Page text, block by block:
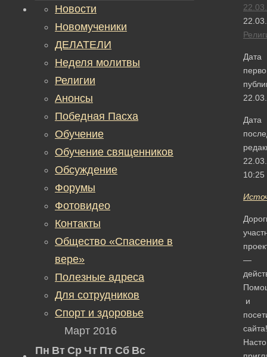
Дата
Дата
10:25
—
и
сайта!
Новости
Новомученики
ДЕЛАТЕЛИ
Неделя молитвы
Религии
Анонсы
Победная Пасха
Обучение
Обучение священников
Обсуждение
Форумы
Фотовидео
Контакты
Общество «Спасение в
вере»
Полезные адреса
Для сотрудников
Спорт и здоровье
Март 2016
Пн Вт Ср Чт Пт Сб Вс